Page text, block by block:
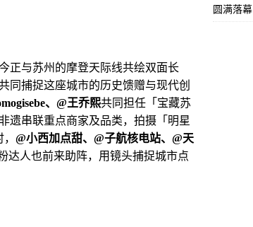
正与苏州的摩登天际线共绘双面长
同捕捉这座城市的历史馈赠与现代创
、@王乔熙共同担任「宝藏苏
遗串联重点商家及品类，拍摄「明星
@小西加点甜、@子航核电站、@天
达人也前来助阵，用镜头捕捉城市点
圆满落幕